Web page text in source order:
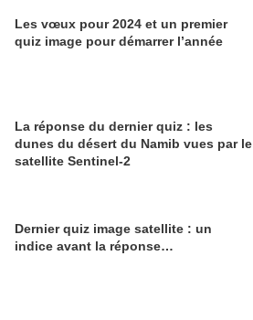
Les vœux pour 2024 et un premier
quiz image pour démarrer l’année
La réponse du dernier quiz : les
dunes du désert du Namib vues par le
satellite Sentinel-2
Dernier quiz image satellite : un
indice avant la réponse…